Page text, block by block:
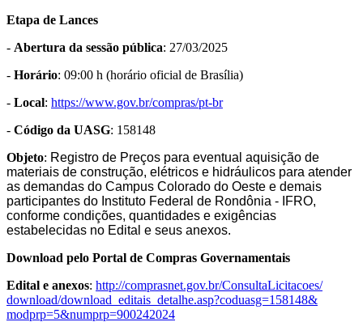
Etapa de Lances
- Abertura da sessão pública: 27/03/2025
- Horário: 09:00 h (horário oficial de Brasília)
- Local: https://www.gov.br/compras/pt-br
- Código da UASG: 158148
Objeto: Registro de Preços para eventual aquisição de
materiais de construção, elétricos e hidráulicos para atender
as demandas do Campus Colorado do Oeste e demais
participantes do Instituto Federal de Rondônia - IFRO,
conforme condições, quantidades e exigências
estabelecidas no Edital e seus anexos.
Download pelo Portal de Compras Governamentais
Edital e anexos: http://comprasnet.gov.br/ConsultaLicitacoes/
download/download_editais_ detalhe.asp?coduasg=158148&
modprp=5&numprp=900242024